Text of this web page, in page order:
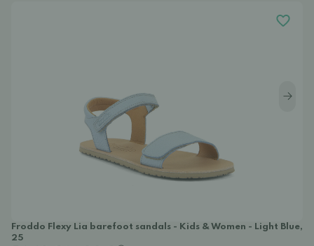
Froddo Flexy Lia barefoot sandals - Kids & Women - Light Blue,
25